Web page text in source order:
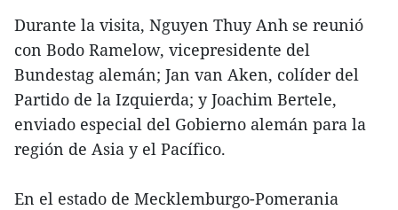
Durante la visita, Nguyen Thuy Anh se reunió
con Bodo Ramelow, vicepresidente del
Bundestag alemán; Jan van Aken, colíder del
Partido de la Izquierda; y Joachim Bertele,
enviado especial del Gobierno alemán para la
región de Asia y el Pacífico.
En el estado de Mecklemburgo-Pomerania